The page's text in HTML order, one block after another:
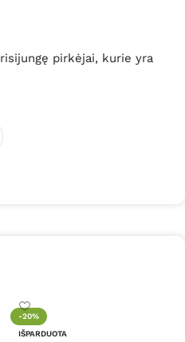
pirkėjai, kurie yra
-20%
IŠPARDUOTA